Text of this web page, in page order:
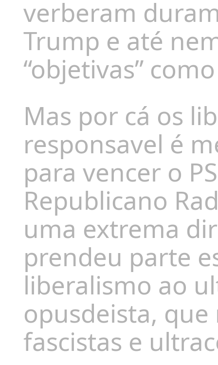
verberam
Trump e até
“objetivas”
Mas por cá os
responsavel é
para vencer o
Republicano
uma extrema
prendeu parte
liberalismo ao
opusdeista,
fascistas e